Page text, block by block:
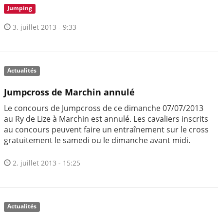
Jumping
3. juillet 2013 - 9:33
Actualités
Jumpcross de Marchin annulé
Le concours de Jumpcross de ce dimanche 07/07/2013
au Ry de Lize à Marchin est annulé. Les cavaliers inscrits
au concours peuvent faire un entraînement sur le cross
gratuitement le samedi ou le dimanche avant midi.
2. juillet 2013 - 15:25
Actualités